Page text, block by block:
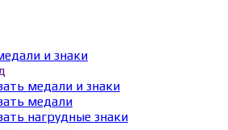
и знаки
медали и знаки
медали
нагрудные знаки